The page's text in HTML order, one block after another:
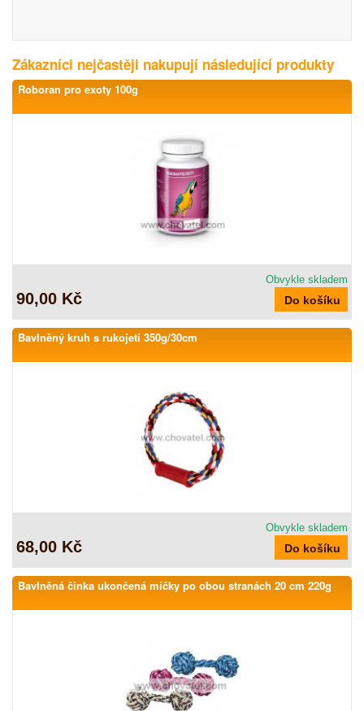
Zákazníci nejčastěji nakupují následující produkty
Roboran pro exoty 100g
Obvykle skladem
90,00 Kč
Bavlněný kruh s rukojetí 350g/30cm
Obvykle skladem
68,00 Kč
Bavlněná činka ukončená míčky po obou stranách 20 cm 220g